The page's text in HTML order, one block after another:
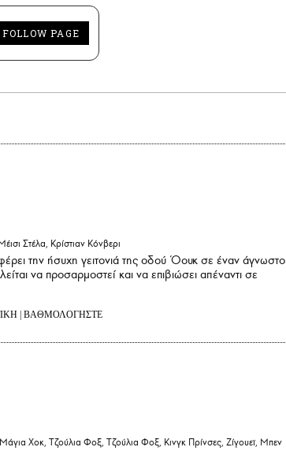
FOLLOW PAGE
Στέλα, Κρίστιαν Κόνβερι
την ήσυχη γειτονιά της οδού Όουκ σε έναν άγνωστο
να προσαρμοστεί και να επιβιώσει απέναντι σε
ΒΑΘΜΟΛΟΓΗΣΤΕ
Χοκ, Τζούλια Φοξ, Τζούλια Φοξ, Κινγκ Πρίνσες, Ζίγουεϊ, Μπεν